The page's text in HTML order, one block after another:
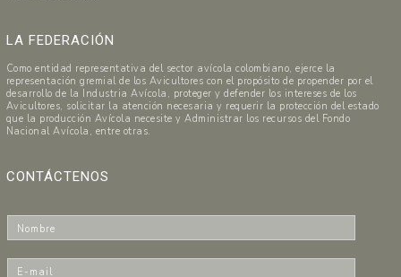
LA FEDERACIÓN
Como entidad representativa del sector avícola colombiano, ejerce la
representación gremial de los Avicultores con el propósito de propender por el
desarrollo de la Industria Avícola, proteger y defender los intereses de los
Avicultores, solicitar la atención necesaria y requerir la protección del estado
que la producción Avícola necesite y Administrar los recursos del Fondo
Nacional Avícola, entre otras.
CONTÁCTENOS
o
m